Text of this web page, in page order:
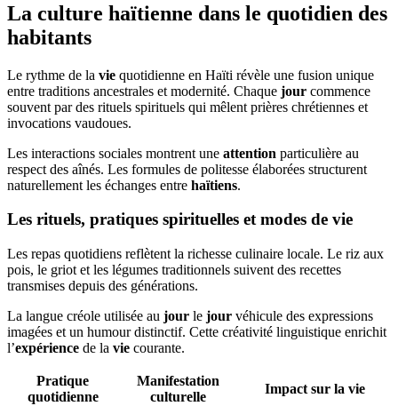
La culture haïtienne dans le quotidien des
habitants
Le rythme de la vie quotidienne en Haïti révèle une fusion unique
entre traditions ancestrales et modernité. Chaque jour commence
souvent par des rituels spirituels qui mêlent prières chrétiennes et
invocations vaudoues.
Les interactions sociales montrent une attention particulière au
respect des aînés. Les formules de politesse élaborées structurent
naturellement les échanges entre haïtiens.
Les rituels, pratiques spirituelles et modes de vie
Les repas quotidiens reflètent la richesse culinaire locale. Le riz aux
pois, le griot et les légumes traditionnels suivent des recettes
transmises depuis des générations.
La langue créole utilisée au jour le jour véhicule des expressions
imagées et un humour distinctif. Cette créativité linguistique enrichit
l’expérience de la vie courante.
Pratique
quotidienne
Manifestation
culturelle
Impact sur la vie